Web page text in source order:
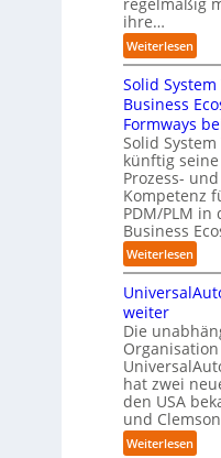
g
e
n
a
t
s
i
e
r
u
n
g
-
e
r
o
p
ä
i
s
c
h
e
n
o
u
t
e
r
-
H
e
r
u
n
g
n
e
n
a
l
s
e
r
s
t
e
A
n
l
a
f
s
t
e
l
l
e
regelmäßig
ihre…
Weiterlesen:
W
a
r
u
m
s
i
c
h
m
a
n
c
e
r
A
r
b
e
Solid
Business
Formways
Solid System
künftig
Prozess-
Kompetenz
PDM/PLM
Business
Weiterlesen:
S
o
i
d
S
y
s
t
e
weiter
Die
Organisation
hat zwei
den USA
und
Weiterlesen: